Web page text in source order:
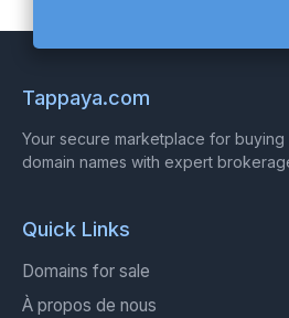
Tappaya.com
Your secure marketplace for buying
domain names with expert
Quick Links
Domains for sale
À propos de nous